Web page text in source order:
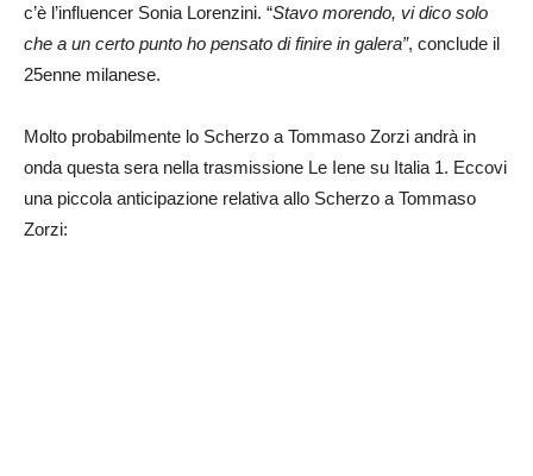
c’è l’influencer Sonia Lorenzini. “Stavo morendo, vi dico solo
che a un certo punto ho pensato di finire in galera”, conclude il
25enne milanese.
Molto probabilmente lo Scherzo a Tommaso Zorzi andrà in
onda questa sera nella trasmissione Le Iene su Italia 1. Eccovi
una piccola anticipazione relativa allo Scherzo a Tommaso
Zorzi: